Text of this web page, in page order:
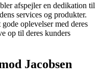
afspejler en dedikation til
services og produkter.
oplevelser med deres
op til deres kunders
Jacobsen